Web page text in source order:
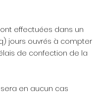
effectuées dans un
jours ouvrés à compter
de confection de la
en aucun cas